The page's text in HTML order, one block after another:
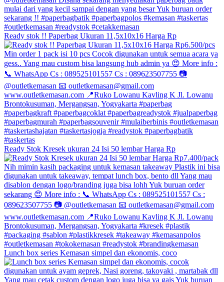
Ready stok !! Paperbag Ukuran 11,5x10x16 Harga Rp
Ready Stok Kresek ukuran 24 Isi 50 lembar Harga Rp
Lunch box series Kemasan simpel dan ekonomis, coco